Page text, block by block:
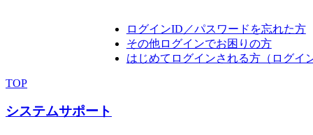
ログインID／パスワードを忘れた方
その他ログインでお困りの方
はじめてログインされる方（ログイ
TOP
システムサポート